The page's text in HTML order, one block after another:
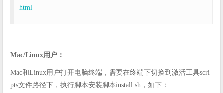
html
Mac/Linux用户：
Mac和Linux用户打开电脑终端，需要在终端下切换到激活工具scri
pts文件路径下，执行脚本安装脚本install.sh，如下：